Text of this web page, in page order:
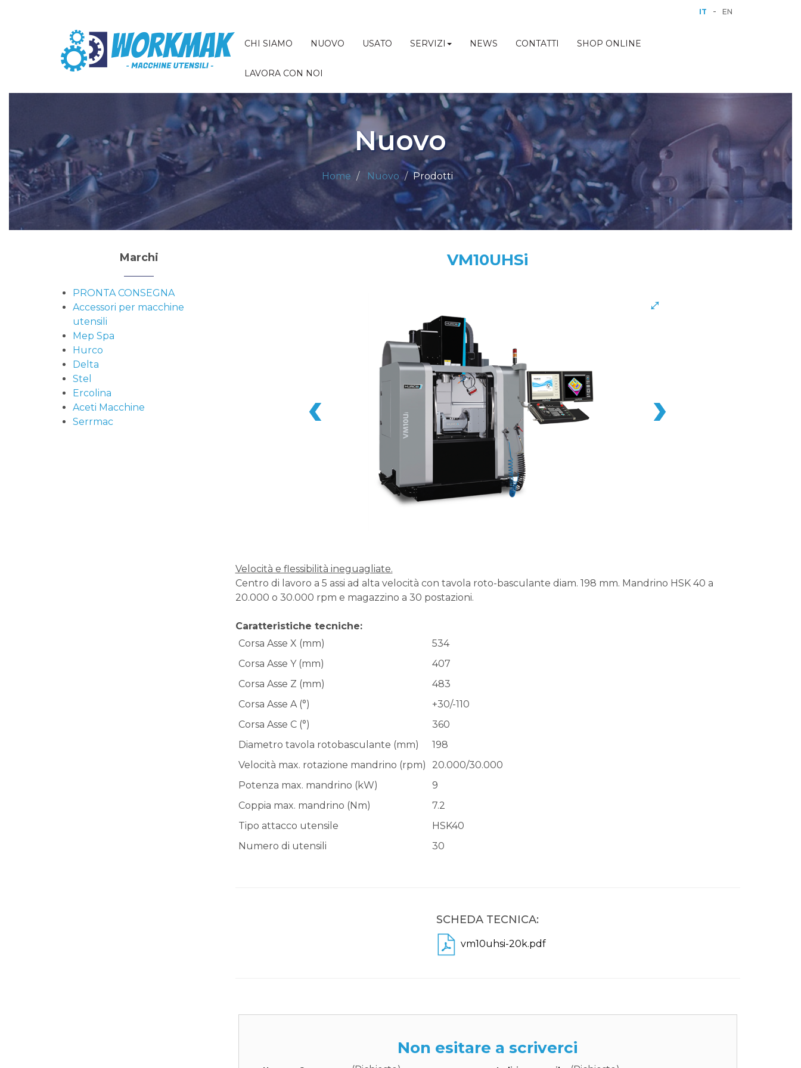
IT - EN
CHI SIAMO NUOVO USATO SERVIZI NEWS CONTATTI SHOP ONLINE
LAVORA CON NOI
Nuovo
Home Nuovo Prodotti
Marchi
PRONTA CONSEGNA
Accessori per macchine
utensili
Mep Spa
Hurco
Delta
Stel
Ercolina
Aceti Macchine
Serrmac
VM10UHSi
Velocità e flessibilità ineguagliate.
Centro di lavoro a 5 assi ad alta velocità con tavola roto-basculante diam. 198 mm. Mandrino HSK 40 a
20.000 o 30.000 rpm e magazzino a 30 postazioni.
Caratteristiche tecniche:
Corsa Asse X (mm)
534
Corsa Asse Y (mm)
407
Corsa Asse Z (mm)
483
Corsa Asse A (°)
+30/-110
Corsa Asse C (°)
360
Diametro tavola rotobasculante (mm)
198
Velocità max. rotazione mandrino (rpm)
20.000/30.000
Potenza max. mandrino (kW)
9
Coppia max. mandrino (Nm)
7.2
Tipo attacco utensile
HSK40
Numero di utensili
30
SCHEDA TECNICA:
vm10uhsi-20k.pdf
Non esitare a scriverci